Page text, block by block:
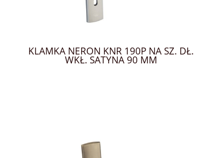
KLAMKA NERON KNR 190P NA SZ. DŁ.
WKŁ. SATYNA 90 MM